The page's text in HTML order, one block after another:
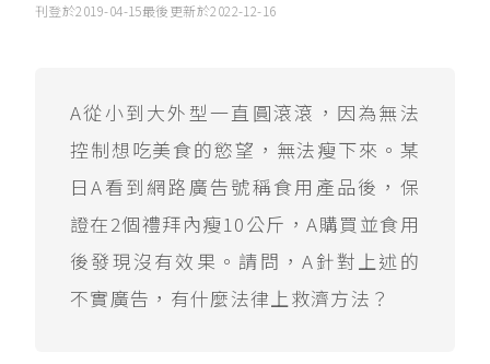
刊登於2019-04-15最後更新於2022-12-16
A從小到大外型一直圓滾滾，因為無法
控制想吃美食的慾望，無法瘦下來。某
日A看到網路廣告號稱食用產品後，保
證在2個禮拜內瘦10公斤，A購買並食用
後發現沒有效果。請問，A針對上述的
不實廣告，有什麼法律上救濟方法？